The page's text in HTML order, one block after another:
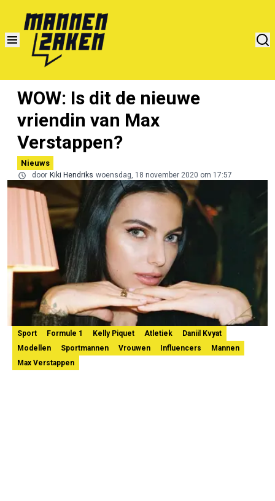
WOW: Is dit de nieuwe
vriendin van Max
Verstappen?
Nieuws
door Kiki Hendriks woensdag, 18 november 2020 om 17:57
Sport Formule 1 Kelly Piquet Atletiek
Daniil Kvyat
Modellen
Sportmannen Vrouwen Influencers
Mannen
Max Verstappen